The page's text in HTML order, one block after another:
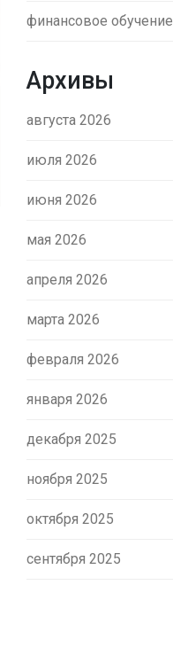
финансовое обучение
Архивы
августа 2026
июля 2026
июня 2026
мая 2026
апреля 2026
марта 2026
февраля 2026
января 2026
декабря 2025
ноября 2025
октября 2025
сентября 2025